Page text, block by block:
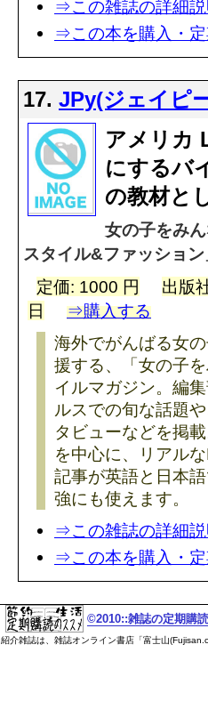
⇒この雑誌の詳細
⇒この本を購入・
17. JPy(ジェイピ
アメリカ
にするバ
の教材と
女の子をみ
スタイル&ファッショ
定価: 1000 円
出版
日
⇒購入する
海外でがんばる女
援する、「女の子
イルマガジン。編
ルスでの旬な話題
タビューなどを掲
を中心に、リアル
記事が英語と日本
強にも使えます。
⇒この雑誌の詳細
⇒この本を購入・
©2010::雑誌の定期購
紹介雑誌は、雑誌オンライン書店「富士山